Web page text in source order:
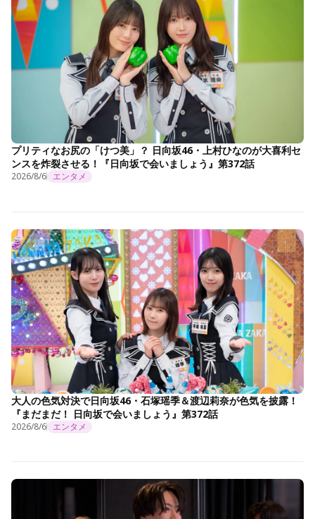
プリティなお尻の「けつ美」？ 日向坂46・上村ひなのが大喜利セ
ンスを炸裂させる！『日向坂で会いましょう』第372話
2026/8/6 エンタメ
大人の色気対決で日向坂46・石塚瑶季＆渡辺莉奈が色気を披露！
『まだまだ！ 日向坂で会いましょう』第372話
2026/8/6 エンタメ